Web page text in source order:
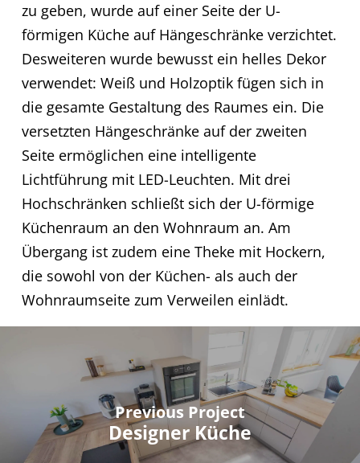
zu geben, wurde auf einer Seite der U-
förmigen Küche auf Hängeschränke verzichtet.
Desweiteren wurde bewusst ein helles Dekor
verwendet: Weiß und Holzoptik fügen sich in
die gesamte Gestaltung des Raumes ein. Die
versetzten Hängeschränke auf der zweiten
Seite ermöglichen eine intelligente
Lichtführung mit LED-Leuchten. Mit drei
Hochschränken schließt sich der U-förmige
Küchenraum an den Wohnraum an. Am
Übergang ist zudem eine Theke mit Hockern,
die sowohl von der Küchen- als auch der
Wohnraumseite zum Verweilen einlädt.
Previous Project
Designer Küche